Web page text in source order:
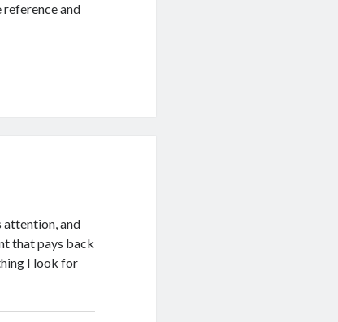
and
attention, and
that pays back
I look for